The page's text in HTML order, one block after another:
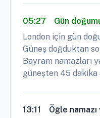
05:27
Gün
London için gün
Güneş doğduktan
Bayram namazları
güneşten 45 dakika
13:11
Öğle namazı